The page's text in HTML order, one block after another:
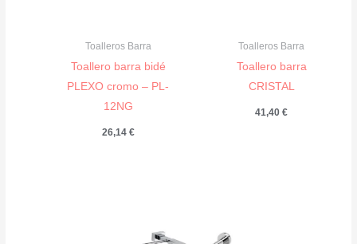
Toalleros Barra
Toallero barra bidé
PLEXO cromo – PL-
12NG
26,14 €
Toalleros Barra
Toallero barra
CRISTAL
41,40€